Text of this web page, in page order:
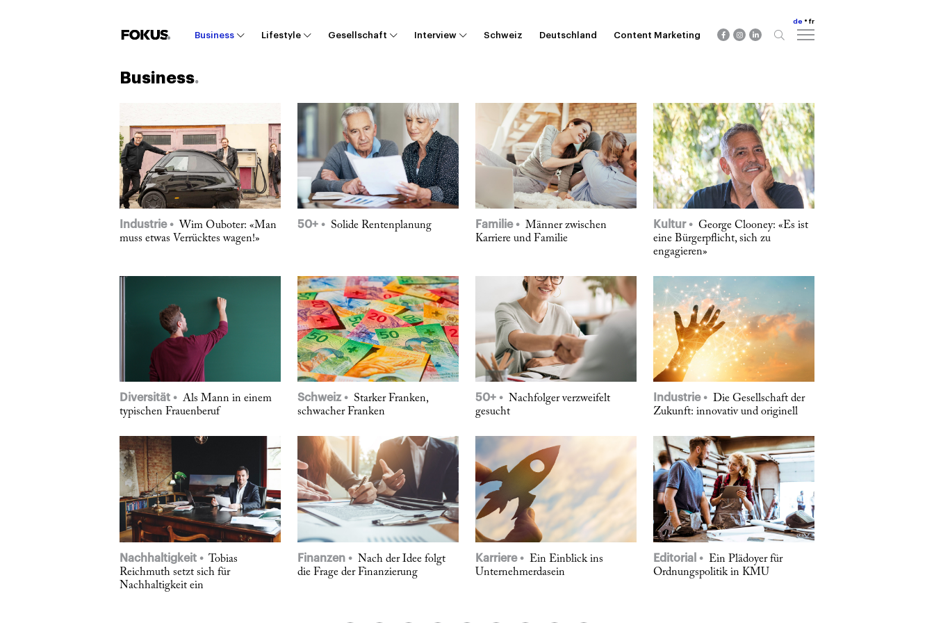
Business Lifestyle Gesellschaft Interview Schweiz Deutschland Content Marketing
de fr
Business
Industrie
Wim Ouboter: «Man
muss etwas Verrücktes wagen!»
50+ Solide Rentenplanung Familie
Männer zwischen
Karriere und Familie
Kultur
George Clooney: «Es ist
eine Bürgerpflicht, sich zu
engagieren»
Diversität
Als Mann in einem
typischen Frauenberuf
Schweiz
Starker Franken,
schwacher Franken
50+
Nachfolger verzweifelt
gesucht
Industrie
Die Gesellschaft der
Zukunft: innovativ und originell
Nachhaltigkeit
Tobias
Reichmuth setzt sich für
Nachhaltigkeit ein
Finanzen
Nach der Idee folgt
die Frage der Finanzierung
Karriere
Ein Einblick ins
Unternehmerdasein
Editorial
Ein Plädoyer für
Ordnungspolitik in KMU